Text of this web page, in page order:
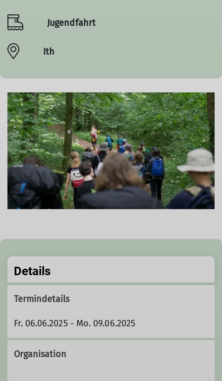
Jugendfahrt
Ith
Details
Termindetails
Fr. 06.06.2025 - Mo. 09.06.2025
Organisation